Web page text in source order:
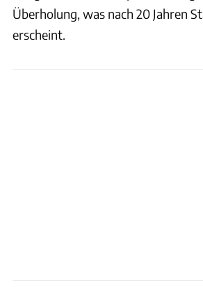
Überholung, was nach 20 Jahren
erscheint.